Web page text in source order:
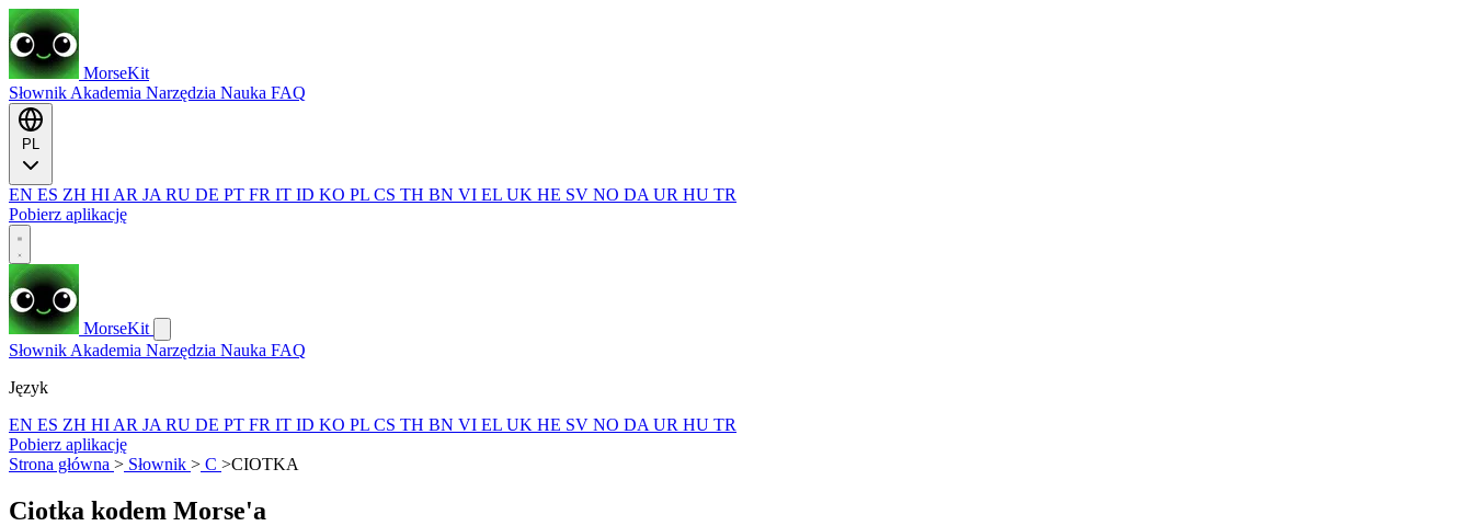
MorseKit
Słownik Akademia Narzędzia Nauka FAQ
EN ES ZH HI AR JA RU DE PT FR IT ID KO PL CS TH BN VI EL UK HE SV NO DA UR HU TR
Pobierz aplikację
MorseKit
Słownik Akademia Narzędzia Nauka FAQ
Język
EN ES ZH HI AR JA RU DE PT FR IT ID KO PL CS TH BN VI EL UK HE SV NO DA UR HU TR
Pobierz aplikację
Strona główna > Słownik > C >CIOTKA
Ciotka kodem Morse'a